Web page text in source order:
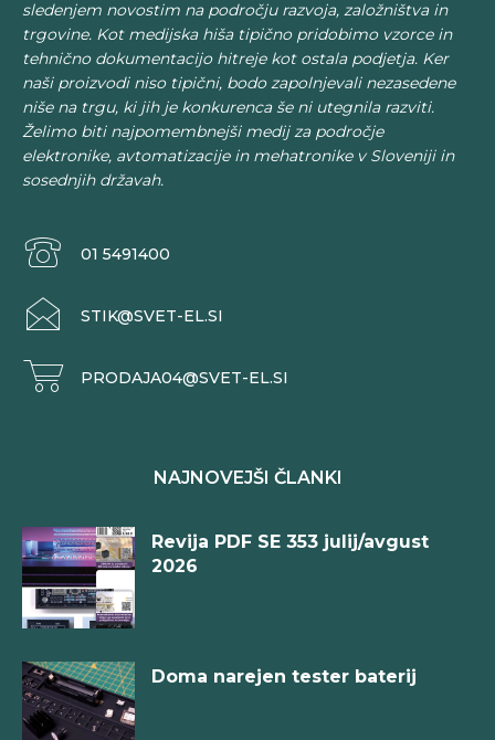
sledenjem novostim na področju razvoja, založništva in
trgovine. Kot medijska hiša tipično pridobimo vzorce in
tehnično dokumentacijo hitreje kot ostala podjetja. Ker
naši proizvodi niso tipični, bodo zapolnjevali nezasedene
niše na trgu, ki jih je konkurenca še ni utegnila razviti.
Želimo biti najpomembnejši medij za področje
elektronike, avtomatizacije in mehatronike v Sloveniji in
sosednjih državah.
01 5491400
STIK@SVET-EL.SI
PRODAJA04@SVET-EL.SI
NAJNOVEJŠI ČLANKI
Revija PDF SE 353 julij/avgust
2026
Doma narejen tester baterij